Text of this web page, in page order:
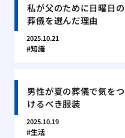
私が父のために日曜日の
葬儀を選んだ理由
2025.10.21
知識
男性が夏の葬儀で気をつ
けるべき服装
2025.10.19
生活